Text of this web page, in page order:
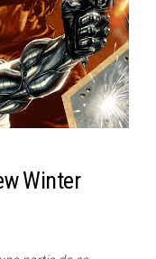
Winter